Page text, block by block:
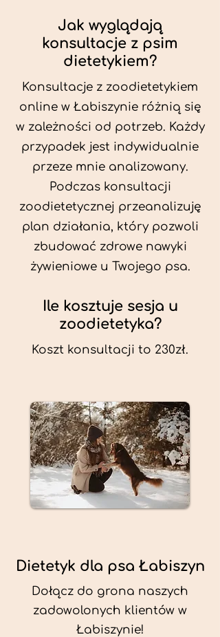
Jak wyglądają
konsultacje z psim
dietetykiem?
Konsultacje z zoodietetykiem
online w Łabiszynie różnią się
w zależności od potrzeb. Każdy
przypadek jest indywidualnie
przeze mnie analizowany.
Podczas konsultacji
zoodietetycznej przeanalizuję
plan działania, który pozwoli
zbudować zdrowe nawyki
żywieniowe u Twojego psa.
Ile kosztuje sesja u
zoodietetyka?
Koszt konsultacji to 230zł.
Dietetyk dla psa Łabiszyn
Dołącz do grona naszych
zadowolonych klientów w
Łabiszynie!